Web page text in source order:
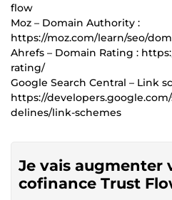
flow
Moz – Domain Authority :
https://moz.com/learn/seo/
Ahrefs – Domain Rating :
rating/
Google Search Central – Link
https://
delines/link-schemes
Je vais augmenter
cofinance Trust